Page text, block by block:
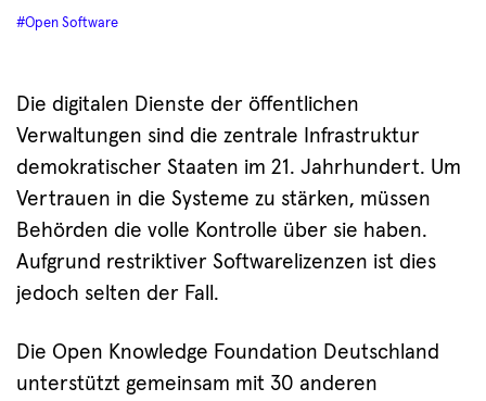
#Open Software
Die digitalen Dienste der öffentlichen
Verwaltungen sind die zentrale Infrastruktur
demokratischer Staaten im 21. Jahrhundert. Um
Vertrauen in die Systeme zu stärken, müssen
Behörden die volle Kontrolle über sie haben.
Aufgrund restriktiver Softwarelizenzen ist dies
jedoch selten der Fall.
Die Open Knowledge Foundation Deutschland
unterstützt gemeinsam mit 30 anderen